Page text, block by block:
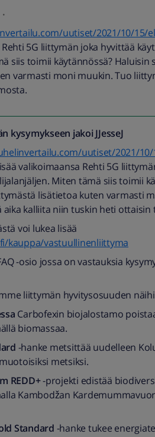
uutiset/2021/10/15/
5G liittymän joka hyvittää
siis toimii käytännössä? Haluisin
varmasti moni muukin. Tuo
kysymykseen jakoi JJesseJ
uutiset/2021/10/
valikoimaansa Rehti 5G
Miten tämä siis toimii
lisätietoa kuten varmasti
aika kalliita niin tuskin heti
voi lukea lisää
kauppa/vastuullinenliittyma
-osio jossa on vastauksia
liittymän hyvitysosuuden
Carbofexin biojalostamo
biomassaa.
-hanke metsittää uudelleen
metsiksi.
REDD+-projekti edistää
Kambodžan
Standard -hanke tukee